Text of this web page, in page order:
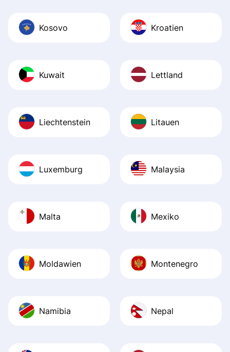
Kosovo Kroatien
Kuwait Lettland
Liechtenstein Litauen
Luxemburg Malaysia
Malta Mexiko
Moldawien Montenegro
Namibia Nepal